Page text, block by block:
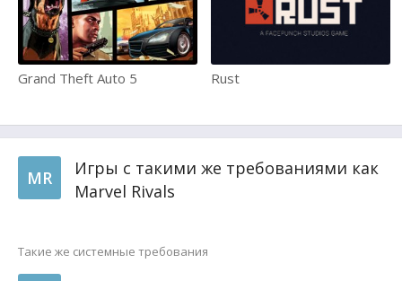
Grand Theft Auto 5 Rust
MR
Игры с такими же требованиями как
Marvel Rivals
Такие же системные требования